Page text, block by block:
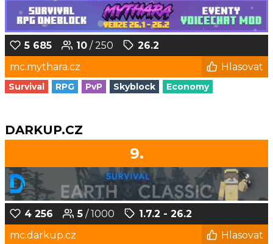
5 685 10 / 250
26.2
mc.mythara.cz
Hlasovat
Survival RPG PvP Skyblock Economy
DARKUP.CZ
9.
4 256 5 / 1000
1.7.2 - 26.2
mc.darkup.cz
Hlasovat